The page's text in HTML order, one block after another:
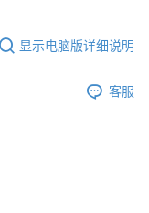
显示电脑版详细说明
客服